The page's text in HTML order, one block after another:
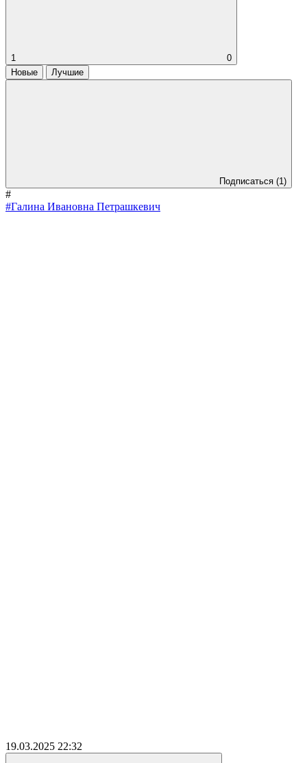
1
0
Новые
Лучшие
Подписаться (1)
#
#Галина Ивановна Петрашкевич
19.03.2025 22:32